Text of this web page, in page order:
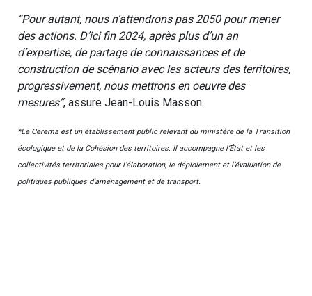
“Pour autant, nous n’attendrons pas 2050 pour mener
des actions. D’ici fin 2024, après plus d’un an
d’expertise, de partage de connaissances et de
construction de scénario avec les acteurs des territoires,
progressivement, nous mettrons en oeuvre des
mesures”, assure Jean-Louis Masson.
*Le Cerema est un établissement public relevant du ministère de la Transition
écologique et de la Cohésion des territoires. Il accompagne l’État et les
collectivités territoriales pour l’élaboration, le déploiement et l’évaluation de
politiques publiques d’aménagement et de transport.